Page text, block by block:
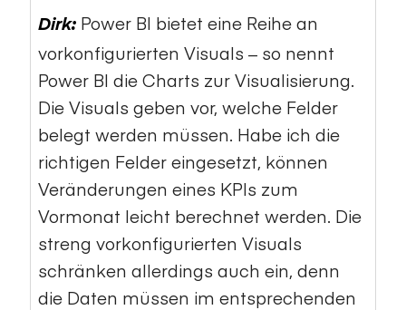
Dirk: Power BI bietet eine Reihe an
vorkonfigurierten Visuals – so nennt
Power BI die Charts zur Visualisierung.
Die Visuals geben vor, welche Felder
belegt werden müssen. Habe ich die
richtigen Felder eingesetzt, können
Veränderungen eines KPIs zum
Vormonat leicht berechnet werden. Die
streng vorkonfigurierten Visuals
schränken allerdings auch ein, denn
die Daten müssen im entsprechenden